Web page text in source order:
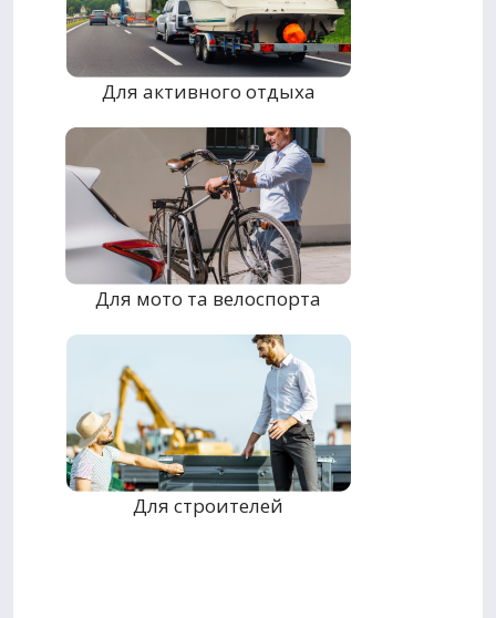
Для активного отдыха
Для мото та велоспорта
Для строителей